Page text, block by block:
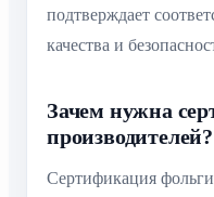
подтверждает
качества и
Зачем нужна
производителей?
Сертификация